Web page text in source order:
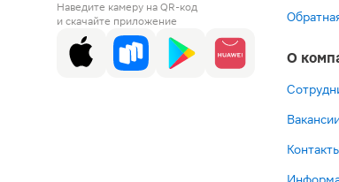
Наведите камеру на QR-код
и скачайте приложение
О